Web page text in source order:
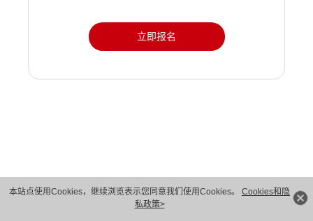
本站点使用Cookies，继续浏览表示您同意我们使用Cookies。 Cookies和隐
私政策>
立即报名
版权所有 © 华为技术有限公司 1998-2026。 保留一切权利。粤A2-20044005号
隐私保护
法律声明